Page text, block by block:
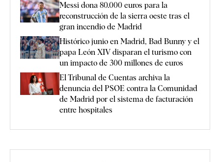
Messi dona 80.000 euros para la
reconstrucción de la sierra oeste tras el
gran incendio de Madrid
Histórico junio en Madrid, Bad Bunny y el
papa León XIV disparan el turismo con
un impacto de 300 millones de euros
El Tribunal de Cuentas archiva la
denuncia del PSOE contra la Comunidad
de Madrid por el sistema de facturación
entre hospitales